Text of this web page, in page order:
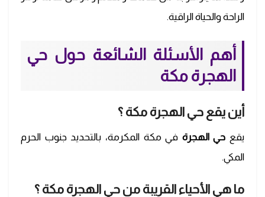
الراحة والحياة الراقية.
أهم الأسئلة الشائعة حول حي
الهجرة مكة
أين يقع حي الهجرة مكة ؟
يقع حي الهجرة في مكة المكرمة، بالتحديد جنوب الحرم
المكي.
ما هي الأحياء القريبة من حي الهجرة مكة ؟